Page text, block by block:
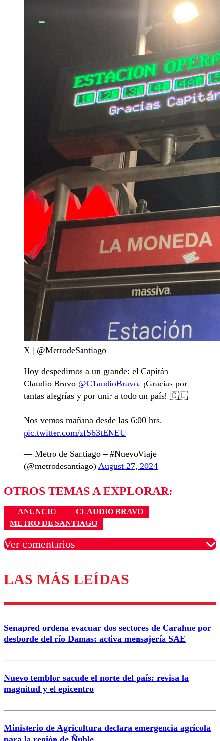
X | @MetrodeSantiago
Hoy despedimos a un grande: el Capitán
Claudio Bravo @C1audioBravo. ¡Gracias por
tantas alegrías y por unir a todo un país! 🇨🇱
Nos vemos mañana desde las 6:00 hrs.
pic.twitter.com/zfS63tENEU
— Metro de Santiago – #NuevoViaje
(@metrodesantiago) August 27, 2024
OTROS TEMAS A EXPLORAR:
ANUNCIO
CLAUDIO BRAVO
METRO DE SANTIAGO
Ver comentarios
Los comentarios son moderados para garantizar un
diálogo respetuoso.
Nombre
Correo
LAS MÁS LEÍDAS
Senapred ordena evacuar dos sectores de Carahue por
desborde del río Damas: activa mensajería SAE
Nuevo temblor sacude el norte del país: revisa la
magnitud y el epicentro
Ministerio de Agricultura declara emergencia agrícola
para la región de Ñuble